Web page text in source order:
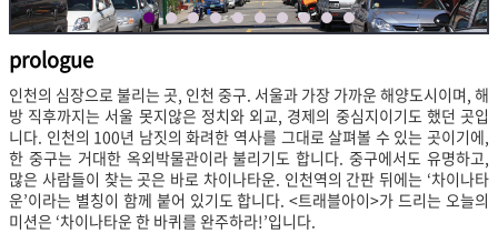
prologue
인천의 심장으로 불리는 곳, 인천 중구. 서울과 가장 가까운 해양도시이며, 해
방 직후까지는 서울 못지않은 정치와 외교, 경제의 중심지이기도 했던 곳입
니다. 인천의 100년 남짓의 화려한 역사를 그대로 살펴볼 수 있는 곳이기에,
한 중구는 거대한 옥외박물관이라 불리기도 합니다. 중구에서도 유명하고,
많은 사람들이 찾는 곳은 바로 차이나타운. 인천역의 간판 뒤에는 ‘차이나타
운’이라는 별칭이 함께 붙어 있기도 합니다. <트래블아이>가 드리는 오늘의
미션은 ‘차이나타운 한 바퀴를 완주하라!’입니다.